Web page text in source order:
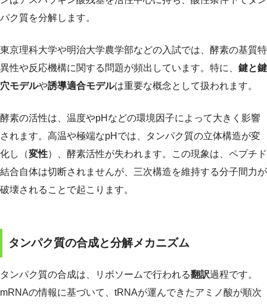
パク質を分解します。
東京理科大学や明治大学農学部などの入試では、酵素の基質特
異性や反応機構に関する問題が頻出しています。特に、 鍵と鍵
穴モデルや誘導適合モデルは重要な概念として扱われます。
酵素の活性は、温度やpHなどの環境因子によって大きく影響
されます。高温や極端なpHでは、タンパク質の立体構造が変
化し（変性）、酵素活性が失われます。この現象は、ペプチド
結合自体は切断されませんが、三次構造を維持する分子間力が
破壊されることで起こります。
タンパク質の合成と分解メカニズム
タンパク質の合成は、リボソームで行われる翻訳過程です。
mRNAの情報に基づいて、tRNAが運んできたアミノ酸が順次